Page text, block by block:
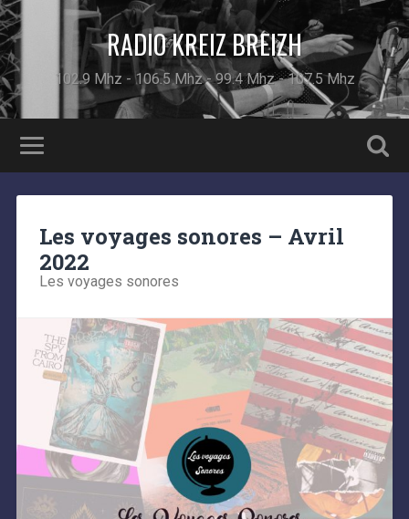
RADIO KREIZ BREIZH
102.9 Mhz - 106.5 Mhz - 99.4 Mhz - 107.5 Mhz
Les voyages sonores – Avril
2022
Les voyages sonores